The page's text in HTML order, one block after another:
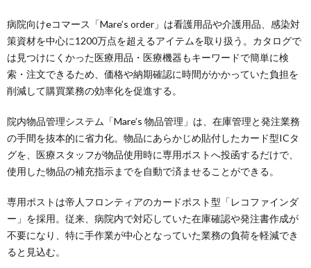
病院向けeコマース「Mare’s order」は看護用品や介護用品、感染対
策資材を中心に1200万点を超えるアイテムを取り扱う。カタログで
は見つけにくかった医療用品・医療機器もキーワードで簡単に検
索・注文できるため、価格や納期確認に時間がかかっていた負担を
削減して購買業務の効率化を促進する。
院内物品管理システム「Mare’s 物品管理」は、在庫管理と発注業務
の手間を抜本的に省力化。物品にあらかじめ貼付したカード型ICタ
グを、医療スタッフが物品使用時に専用ポストへ投函するだけで、
使用した物品の補充指示までを自動で済ませることができる。
専用ポストは帝人フロンティアのカードポスト型「レコファインダ
ー」を採用。従来、病院内で対応していた在庫確認や発注書作成が
不要になり、特に手作業が中心となっていた業務の負荷を軽減でき
ると見込む。